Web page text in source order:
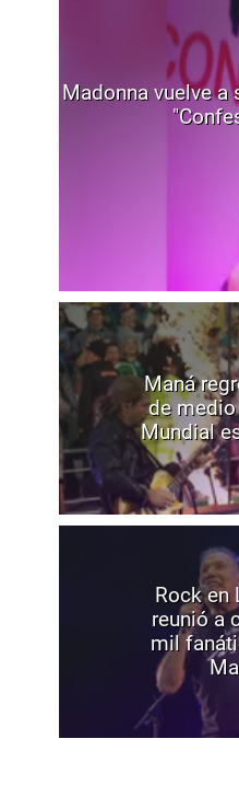
Madonna vuelve a
Maná
de
Mundial
Rock en
reunió a
mil